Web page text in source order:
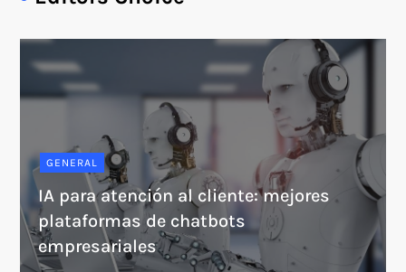
GENERAL
IA para atención al cliente: mejores
plataformas de chatbots
empresariales